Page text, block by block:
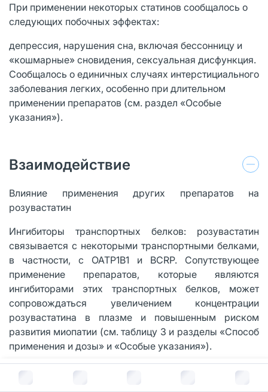
В корзину за руб.
При применении некоторых статинов сообщалось о
следующих побочных эффектах:
депрессия, нарушения сна, включая бессонницу и
«кошмарные» сновидения, сексуальная дисфункция.
Сообщалось о единичных случаях интерстициального
заболевания легких, особенно при длительном
применении препаратов (см. раздел «Особые
указания»).
Взаимодействие
Влияние применения других препаратов на
розувастатин
Ингибиторы транспортных белков: розувастатин
связывается с некоторыми транспортными белками,
в частности, с OATP1B1 и BCRP. Сопутствующее
применение препаратов, которые являются
ингибиторами этих транспортных белков, может
сопровождаться увеличением концентрации
розувастатина в плазме и повышенным риском
развития миопатии (см. таблицу 3 и разделы «Способ
применения и дозы» и «Особые указания»).
Циклоспорин: при одновременном применении